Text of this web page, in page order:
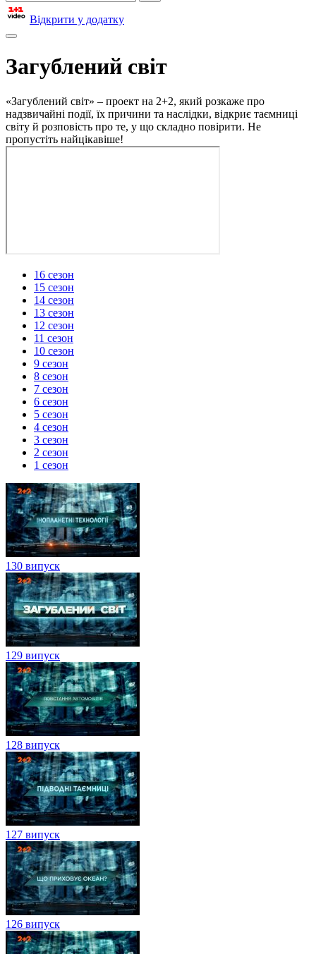
Відкрити у додатку
Загублений світ
«Загублений світ» – проект на 2+2, який розкаже про
надзвичайні події, їх причини та наслідки, відкриє таємниці
світу й розповість про те, у що складно повірити. Не
пропустіть найцікавіше!
16 сезон
15 сезон
14 сезон
13 сезон
12 сезон
11 сезон
10 сезон
9 сезон
8 сезон
7 сезон
6 сезон
5 сезон
4 сезон
3 сезон
2 сезон
1 сезон
130 випуск
129 випуск
128 випуск
127 випуск
126 випуск